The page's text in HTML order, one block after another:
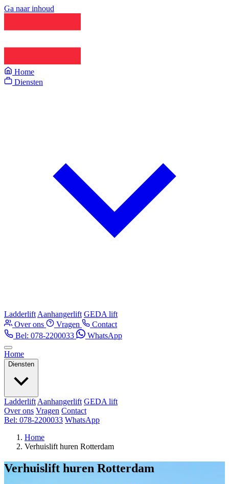
Ga naar inhoud
Home
Diensten
Ladderlift Aanhangerlift GEDA lift
Over ons
Vragen
Contact
Bel: 078-2200033
WhatsApp
Home
Diensten
Ladderlift Aanhangerlift GEDA lift
Over ons Vragen Contact
Bel: 078-2200033 WhatsApp
Home
Verhuislift huren Rotterdam
Verhuislift huren Rotterdam